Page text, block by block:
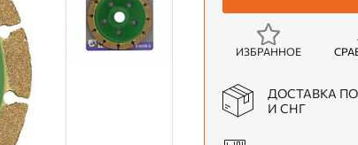
ИЗБРАННОЕ
ДОСТАВКА
И СНГ